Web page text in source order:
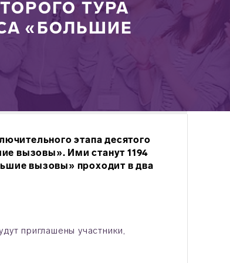
ТУРА
«БОЛЬШИЕ
этапа десятого
вызовы». Ими станут 1194
вызовы» проходит в два
приглашены участники,